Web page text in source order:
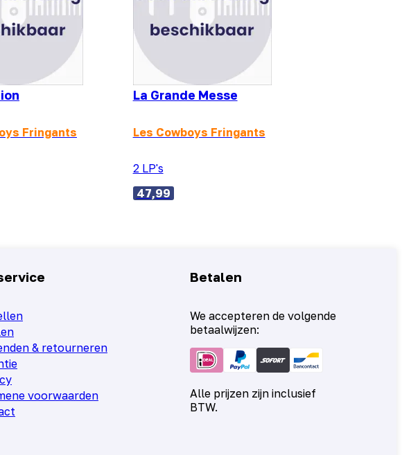
Fringants
La Grande Messe
Les Cowboys Fringants
2 LP's
47,99
& retourneren
voorwaarden
Betalen
We accepteren de volgende
betaalwijzen:
Alle prijzen zijn inclusief
BTW.